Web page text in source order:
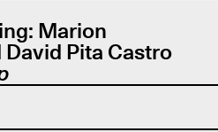
Marion
Pita Castro